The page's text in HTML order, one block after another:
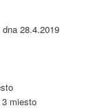
28.4.2019
miesto